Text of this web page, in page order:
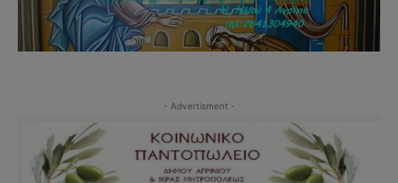
- Advertisment -